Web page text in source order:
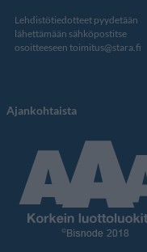
Lehdistötiedotteet pyydetään
lähettämään sähköpostitse
osoitteeseen toimitus@stara.fi
Ajankohtaista